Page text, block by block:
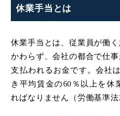
休業手当とは
休業手当とは、従業員が働
かわらず、会社の都合で仕
支払われるお金です。会社
き平均賃金の60％以上を休
ればなりません（労働基準法